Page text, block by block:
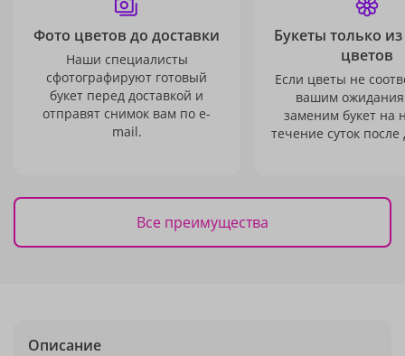
Фото цветов до доставки
Наши специалисты
сфотографируют готовый
букет перед доставкой и
отправят снимок вам по e-
mail.
Букеты только
цветов
Если цветы не
вашим
заменим букет на
течение суток после
Все преимущества
Описание